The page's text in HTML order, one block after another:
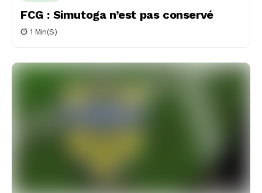
FCG : Simutoga n’est pas conservé
1 Min(s)